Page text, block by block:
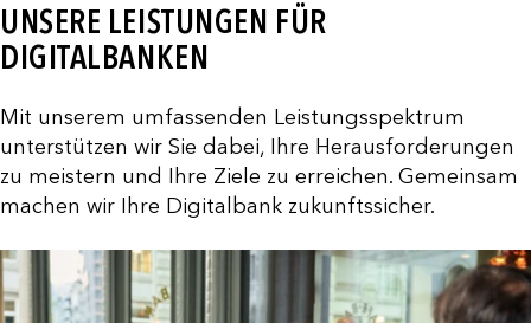
UNSERE LEISTUNGEN FÜR
DIGITALBANKEN
Mit unserem umfassenden Leistungsspektrum
unterstützen wir Sie dabei, Ihre Herausforderungen
zu meistern und Ihre Ziele zu erreichen. Gemeinsam
machen wir Ihre Digitalbank zukunftssicher.